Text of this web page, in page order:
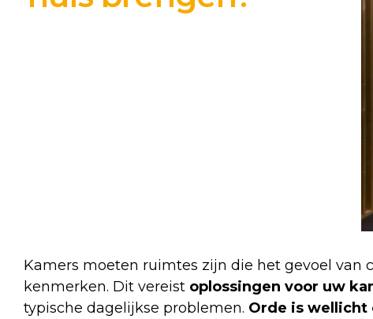
Kamers moeten ruimtes zijn die het gevoel van
kenmerken. Dit vereist oplossingen voor uw
typische dagelijkse problemen. Orde is wellicht